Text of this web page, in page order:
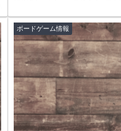
ボードゲーム情報